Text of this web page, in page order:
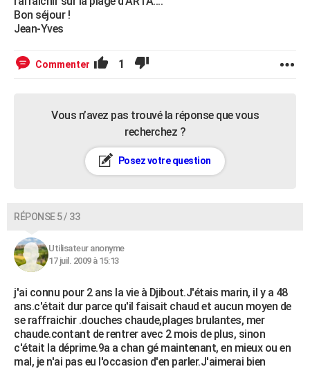
Bon séjour !
Jean-Yves
Commenter 1
Vous n’avez pas trouvé la réponse que vous
recherchez ?
Posez votre question
RÉPONSE 5 / 33
Utilisateur anonyme
17 juil. 2009 à 15:13
j'ai connu pour 2 ans la vie à Djibout.J'étais marin, il y a 48
ans.c'était dur parce qu'il faisait chaud et aucun moyen de
se raffraichir .douches chaude,plages brulantes, mer
chaude.contant de rentrer avec 2 mois de plus, sinon
c'était la déprime.9a a chan gé maintenant, en mieux ou en
mal, je n'ai pas eu l'occasion d'en parler.J'aimerai bien